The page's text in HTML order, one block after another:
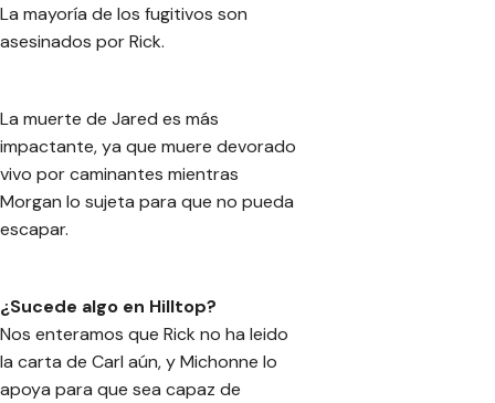
La mayoría de los fugitivos son
asesinados por Rick.
La muerte de Jared es más
impactante, ya que muere devorado
vivo por caminantes mientras
Morgan lo sujeta para que no pueda
escapar.
¿Sucede algo en Hilltop?
Nos enteramos que Rick no ha leido
la carta de Carl aún, y Michonne lo
apoya para que sea capaz de